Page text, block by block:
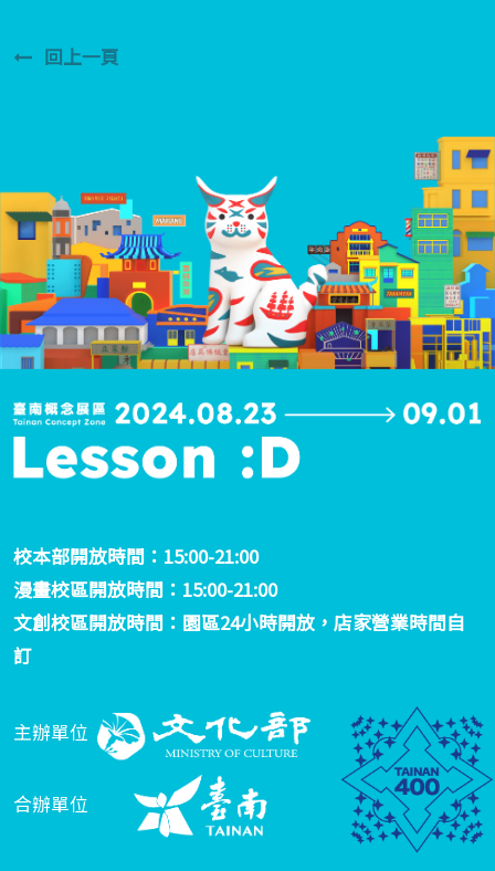
回上一頁
校本部開放時間：15:00-21:00
漫畫校區開放時間：15:00-21:00
文創校區開放時間：園區24小時開放，店家營業時間自
訂
主辦單位
合辦單位